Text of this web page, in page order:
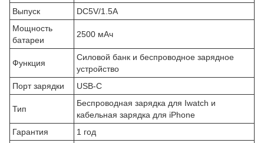
Выпуск
DC5V/1.5A
Мощность
батареи
2500 мАч
Функция
Силовой банк и беспроводное зарядное
устройство
Порт зарядки
USB-C
Тип
Беспроводная зарядка для Iwatch и
кабельная зарядка для iPhone
Гарантия
1 год